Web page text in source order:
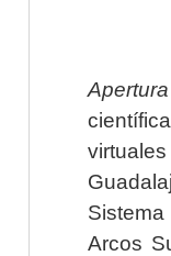
Apertura
Arcos